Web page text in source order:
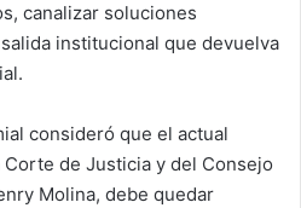
canalizar soluciones
institucional que devuelva
consideró que el actual
de Justicia y del Consejo
Molina, debe quedar